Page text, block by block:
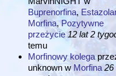
Buprenorfina,
Morfina,Pozytywne
przeżycie 12 lat 2
temu
Morfinowy kolega
unknown w Morfina 26